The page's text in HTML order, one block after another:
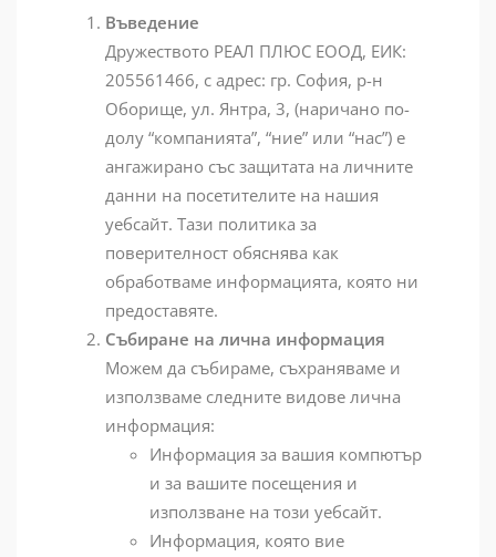
Въведение
Дружеството РЕАЛ ПЛЮС ЕООД, ЕИК:
205561466, с адрес: гр. София, р-н
Оборище, ул. Янтра, 3, (наричано по-
долу “компанията”, “ние” или “нас”) е
ангажирано със защитата на личните
данни на посетителите на нашия
уебсайт. Тази политика за
поверителност обяснява как
обработваме информацията, която ни
предоставяте.
Събиране на лична информация
Можем да събираме, съхраняваме и
използваме следните видове лична
информация:
Информация за вашия компютър
и за вашите посещения и
използване на този уебсайт.
Информация, която вие